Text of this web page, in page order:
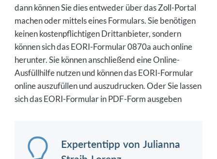
dann können Sie dies entweder über das Zoll-Portal
machen oder mittels eines Formulars. Sie benötigen
keinen kostenpflichtigen Drittanbieter, sondern
können sich das EORI-Formular 0870a auch online
herunter. Sie können anschließend eine Online-
Ausfüllhilfe nutzen und können das EORI-Formular
online auszufüllen und auszudrucken. Oder Sie lassen
sich das EORI-Formular in PDF-Form ausgeben
Expertentipp von Julianna